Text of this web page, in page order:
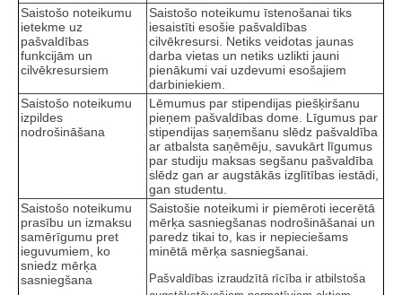
Saistošo noteikumu
ietekme uz
pašvaldības
funkcijām un
cilvēkresursiem
Saistošo noteikumu īstenošanai tiks
iesaistīti esošie pašvaldības
cilvēkresursi. Netiks veidotas jaunas
darba vietas un netiks uzlikti jauni
pienākumi vai uzdevumi esošajiem
darbiniekiem.
Saistošo noteikumu
izpildes
nodrošināšana
Lēmumus par stipendijas piešķiršanu
pieņem pašvaldības dome. Līgumus par
stipendijas saņemšanu slēdz pašvaldība
ar atbalsta saņēmēju, savukārt līgumus
par studiju maksas segšanu pašvaldība
slēdz gan ar augstākās izglītības iestādi,
gan studentu.
Saistošo noteikumu
prasību un izmaksu
samērīgumu pret
ieguvumiem, ko
sniedz mērķa
sasniegšana
Saistošie noteikumi ir piemēroti iecerētā
mērķa sasniegšanas nodrošināšanai un
paredz tikai to, kas ir nepieciešams
minētā mērķa sasniegšanai.
Pašvaldības izraudzītā rīcība ir atbilstoša